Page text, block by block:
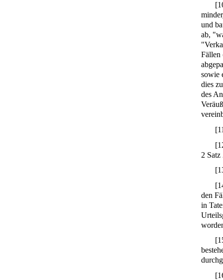
[
und
ab,
Fällen
sowie
dies
des
[
[
2 Satz
[
[
den
in
[
[